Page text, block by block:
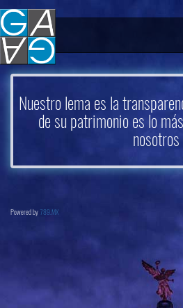
Nuestro lema es la
de su patrimonio es lo
nosotros
Powered by 789.MX